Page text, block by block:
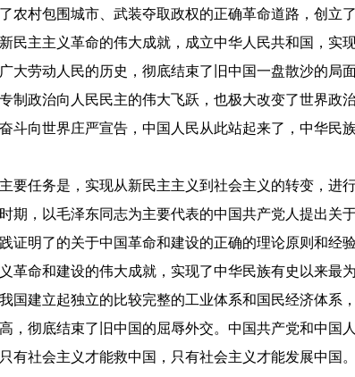
农村包围城市、武装夺取政权的正确革命道路，创立
民主主义革命的伟大成就，成立中华人民共和国，实
大劳动人民的历史，彻底结束了旧中国一盘散沙的局
制政治向人民民主的伟大飞跃，也极大改变了世界政
斗向世界庄严宣告，中国人民从此站起来了，中华民
要任务是，实现从新民主主义到社会主义的转变，进
期，以毛泽东同志为主要代表的中国共产党人提出关
证明了的关于中国革命和建设的正确的理论原则和经
革命和建设的伟大成就，实现了中华民族有史以来最
国建立起独立的比较完整的工业体系和国民经济体系
，彻底结束了旧中国的屈辱外交。中国共产党和中国
社会主义才能救中国，只有社会主义才能发展中国。